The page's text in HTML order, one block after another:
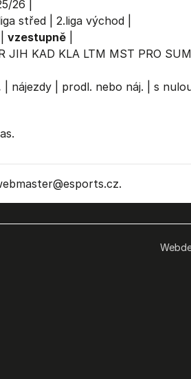
26
střed| 2.liga východ|
vzestupně|
JIH KAD KLA LTM MST PRO SUM
nájezdy| prodl. nebo náj. s
@esports.cz.